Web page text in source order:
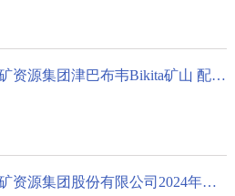
中矿资源集团津巴布韦Bikita矿山 配套光伏发电项目主体工程建成并投入使用
中矿资源集团股份有限公司2024年会成功举办